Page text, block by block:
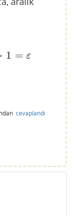
1 = ε
cevaplandı